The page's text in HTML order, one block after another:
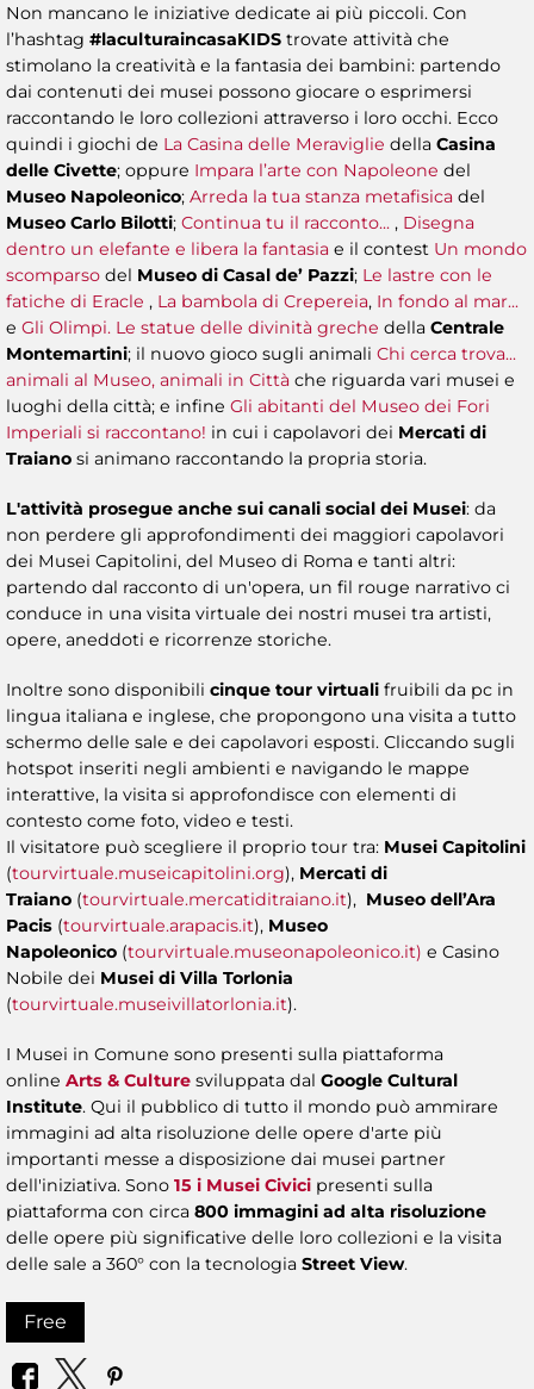
Non mancano le iniziative dedicate ai più piccoli. Con
l’hashtag #laculturaincasaKIDS trovate attività che
stimolano la creatività e la fantasia dei bambini: partendo
dai contenuti dei musei possono giocare o esprimersi
raccontando le loro collezioni attraverso i loro occhi. Ecco
quindi i giochi de La Casina delle Meraviglie della Casina
delle Civette; oppure Impara l’arte con Napoleone del
Museo Napoleonico; Arreda la tua stanza metafisica del
Museo Carlo Bilotti; Continua tu il racconto... , Disegna
dentro un elefante e libera la fantasia e il contest Un mondo
scomparso del Museo di Casal de’ Pazzi; Le lastre con le
fatiche di Eracle , La bambola di Crepereia, In fondo al mar...
e Gli Olimpi. Le statue delle divinità greche della Centrale
Montemartini; il nuovo gioco sugli animali Chi cerca trova...
animali al Museo, animali in Città che riguarda vari musei e
luoghi della città; e infine Gli abitanti del Museo dei Fori
Imperiali si raccontano! in cui i capolavori dei Mercati di
Traiano si animano raccontando la propria storia.
L'attività prosegue anche sui canali social dei Musei: da
non perdere gli approfondimenti dei maggiori capolavori
dei Musei Capitolini, del Museo di Roma e tanti altri:
partendo dal racconto di un'opera, un fil rouge narrativo ci
conduce in una visita virtuale dei nostri musei tra artisti,
opere, aneddoti e ricorrenze storiche.
Inoltre sono disponibili cinque tour virtuali fruibili da pc in
lingua italiana e inglese, che propongono una visita a tutto
schermo delle sale e dei capolavori esposti. Cliccando sugli
hotspot inseriti negli ambienti e navigando le mappe
interattive, la visita si approfondisce con elementi di
contesto come foto, video e testi.
Il visitatore può scegliere il proprio tour tra: Musei Capitolini
(tourvirtuale.museicapitolini.org), Mercati di
Traiano (tourvirtuale.mercatiditraiano.it), Museo dell’Ara
Pacis (tourvirtuale.arapacis.it), Museo
Napoleonico (tourvirtuale.museonapoleonico.it) e Casino
Nobile dei Musei di Villa Torlonia
(tourvirtuale.museivillatorlonia.it).
I Musei in Comune sono presenti sulla piattaforma
online Arts & Culture sviluppata dal Google Cultural
Institute. Qui il pubblico di tutto il mondo può ammirare
immagini ad alta risoluzione delle opere d'arte più
importanti messe a disposizione dai musei partner
dell'iniziativa. Sono 15 i Musei Civici presenti sulla
piattaforma con circa 800 immagini ad alta risoluzione
delle opere più significative delle loro collezioni e la visita
delle sale a 360° con la tecnologia Street View.
Free